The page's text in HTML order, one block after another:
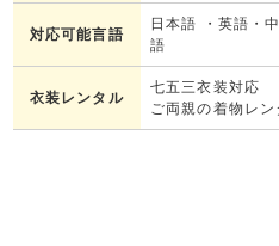
対応可能言語
日本語 ・英語・
語
衣装レンタル
七五三衣装対応
ご両親の着物レ